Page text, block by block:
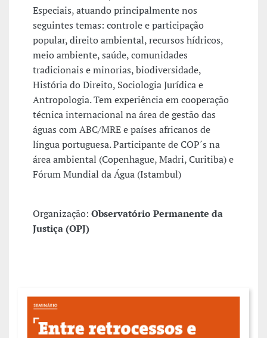
Especiais, atuando principalmente nos
seguintes temas: controle e participação
popular, direito ambiental, recursos hídricos,
meio ambiente, saúde, comunidades
tradicionais e minorias, biodiversidade,
História do Direito, Sociologia Jurídica e
Antropologia. Tem experiência em cooperação
técnica internacional na área de gestão das
águas com ABC/MRE e países africanos de
língua portuguesa. Participante de COP´s na
área ambiental (Copenhague, Madri, Curitiba) e
Fórum Mundial da Água (Istambul)
Organização: Observatório Permanente da
Justiça (OPJ)